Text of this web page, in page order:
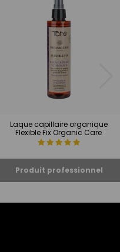
Laque capillaire organique
Flexible Fix Organic Care